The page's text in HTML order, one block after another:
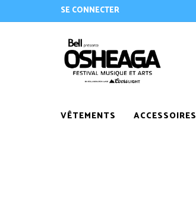
SE CONNECTER
VÊTEMENTS ACCESSOIRES